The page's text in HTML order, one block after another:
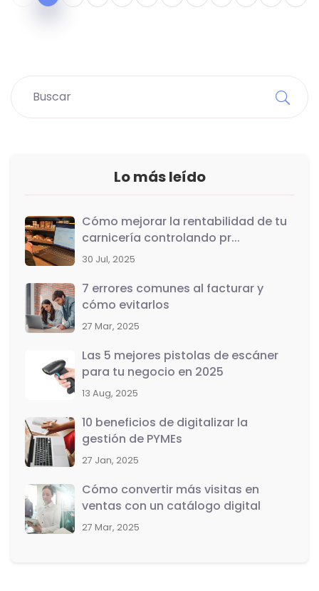
Lo más leído
Cómo mejorar la rentabilidad de tu
carnicería controlando pr...
30 Jul, 2025
7 errores comunes al facturar y
cómo evitarlos
27 Mar, 2025
Las 5 mejores pistolas de escáner
para tu negocio en 2025
13 Aug, 2025
10 beneficios de digitalizar la
gestión de PYMEs
27 Jan, 2025
Cómo convertir más visitas en
ventas con un catálogo digital
27 Mar, 2025